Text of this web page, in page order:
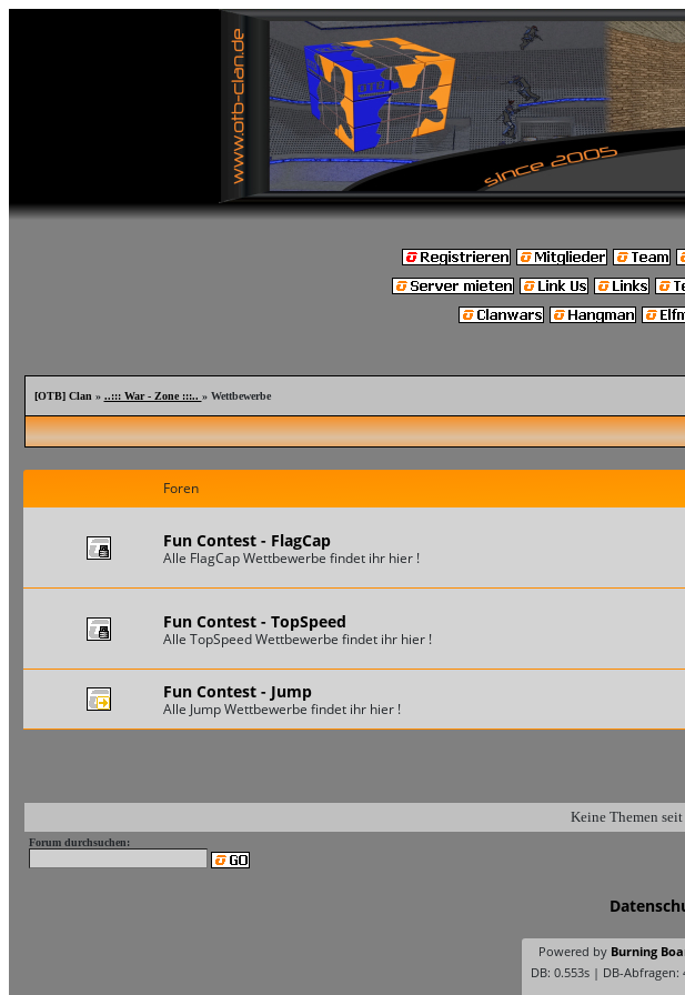
[OTB] Clan » ..::: War - Zone :::.. » Wettbewerbe
Foren
Fun Contest - FlagCap
Alle FlagCap Wettbewerbe findet ihr hier !
Fun Contest - TopSpeed
Alle TopSpeed Wettbewerbe findet ihr hier !
Fun Contest - Jump
Alle Jump Wettbewerbe findet ihr hier !
Keine Themen seit
Forum durchsuchen:
Powered by Burning
DB: 0.553s | DB-Abfragen: